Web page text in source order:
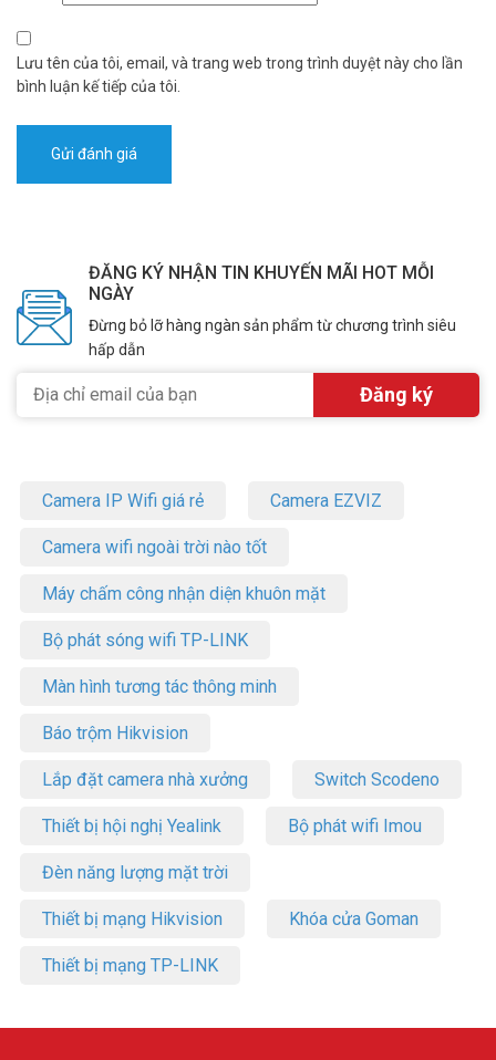
Lưu tên của tôi, email, và trang web trong trình duyệt này cho lần
bình luận kế tiếp của tôi.
ĐĂNG KÝ NHẬN TIN KHUYẾN MÃI HOT MỖI
NGÀY
Đừng bỏ lỡ hàng ngàn sản phẩm từ chương trình siêu
hấp dẫn
Camera IP Wifi giá rẻ Camera EZVIZ
Camera wifi ngoài trời nào tốt
Máy chấm công nhận diện khuôn mặt
Bộ phát sóng wifi TP-LINK
Màn hình tương tác thông minh
Báo trộm Hikvision
Lắp đặt camera nhà xưởng Switch Scodeno
Thiết bị hội nghị Yealink Bộ phát wifi Imou
Đèn năng lượng mặt trời
Thiết bị mạng Hikvision Khóa cửa Goman
Thiết bị mạng TP-LINK